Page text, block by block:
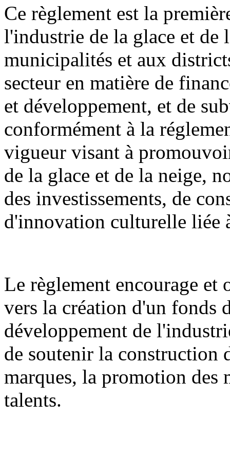
Ce règlement est la
l'industrie de la glace et de
municipalités et aux
secteur en matière de
et développement, et de
conformément à la
vigueur visant à
de la glace et de la neige,
des investissements, de
d'innovation culturelle liée
Le règlement encourage et
vers la création d'un fonds
développement de
de soutenir la construction
marques, la promotion des
talents.